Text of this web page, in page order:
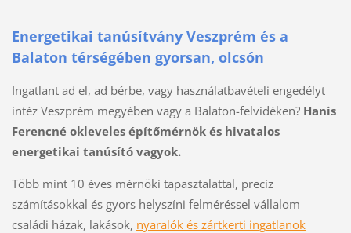
Energetikai tanúsítvány Veszprém és a
Balaton térségében gyorsan, olcsón
Ingatlant ad el, ad bérbe, vagy használatbavételi engedélyt
intéz Veszprém megyében vagy a Balaton-felvidéken? Hanis
Ferencné okleveles építőmérnök és hivatalos
energetikai tanúsító vagyok.
Több mint 10 éves mérnöki tapasztalattal, precíz
számításokkal és gyors helyszíni felméréssel vállalom
családi házak, lakások, nyaralók és zártkerti ingatlanok